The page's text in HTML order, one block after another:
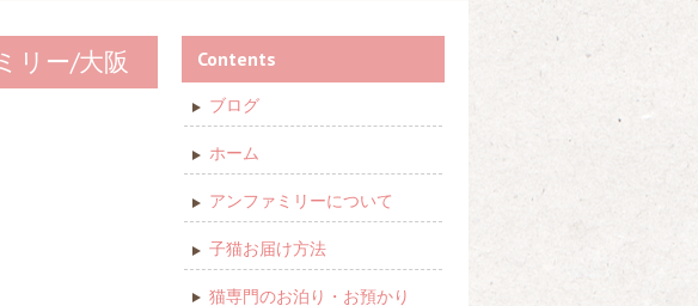
リー/大阪 Contents
ブログ
ホーム
アンファミリーについて
子猫お届け方法
猫専門のお泊り・お預かり